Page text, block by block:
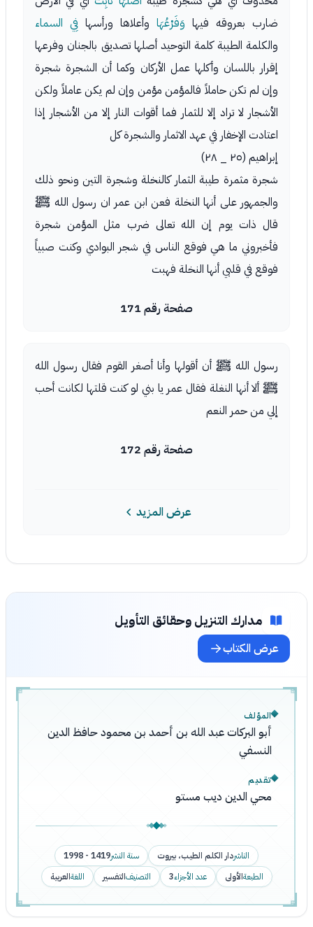
ضارب بعروقه فيها وَفَرْعُهَا وأعلاها ورأسها فِي السماء
والكلمة الطيبة كلمة التوحيد أصلها تصديق بالجنان وفرعها
إقرار باللسان وأكلها عمل الأركان وكما أن الشجرة شجرة
وإن لم تكن حاملاً فالمؤمن مؤمن وإن لم يكن عاملاً ولكن
الأشجار لا تراد إلا للثمار فما أقوات النار إلا من الأشجار إذا
اعتادت الإخفار في عهد الاثمار والشجرة كل
إبراهيم (٢٥ _ ٢٨)
شجرة مثمرة طيبة الثمار كالنخلة وشجرة التين ونحو ذلك
والجمهور على أنها النخلة فعن ابن عمر ان رسول الله ﷺ
قال ذات يوم إن الله تعالى ضرب مثل المؤمن شجرة
فأخبروني ما هي فوقع الناس في شجر البوادي وكنت صبياً
فوقع في قلبي أنها النخلة فهبت
صفحة رقم 171
رسول الله ﷺ أن أقولها وأنا أصغر القوم فقال رسول الله
ﷺ ألا أنها النغلة فقال عمر يا بني لو كنت قلتها لكانت أحب
إلي من حمر النعم
صفحة رقم 172
عرض المزيد
مدارك التنزيل وحقائق التأويل
عرض الكتاب
المؤلف
أبو البركات عبد الله بن أحمد بن محمود حافظ الدين
النسفي
تقديم
محي الدين ديب مستو
الناشردار الكلم الطيب، بيروت سنة النشر1419 - 1998
الطبعةالأولى عدد الأجزاء3 التصنيفالتفسير اللغةالعربية